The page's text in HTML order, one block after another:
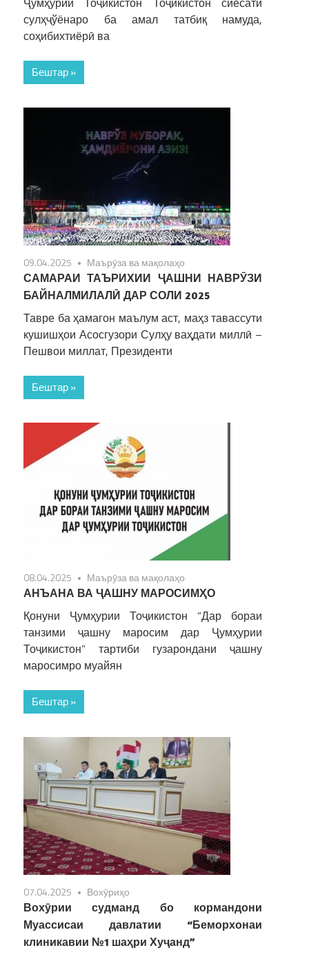
сулҳҷўёнаро ба амал татбиқ намуда,
соҳибихтиёрӣ ва
Бештар »
09.04.2025 Маърӯза ва мақолаҳо
САМАРАИ ТАЪРИХИИ ҶАШНИ НАВРӮЗИ
БАЙНАЛМИЛАЛӢ ДАР СОЛИ 2025
Тавре ба ҳамагон маълум аст, маҳз тавассути
кушишҳои Асосгузори Сулҳу ваҳдати миллӣ –
Пешвои миллат, Президенти
Бештар »
08.04.2025 Маърӯза ва мақолаҳо
АНЪАНА ВА ҶАШНУ МАРОСИМҲО
Қонуни Ҷумҳурии Тоҷикистон “Дар бораи
танзими ҷашну маросим дар Ҷумҳурии
Тоҷикистон” тартиби гузарондани ҷашну
маросимро муайян
Бештар »
07.04.2025 Вохӯриҳо
Вохӯрии судманд бо кормандони
Муассисаи давлатии “Беморхонаи
клиникавии №1 шаҳри Хуҷанд”